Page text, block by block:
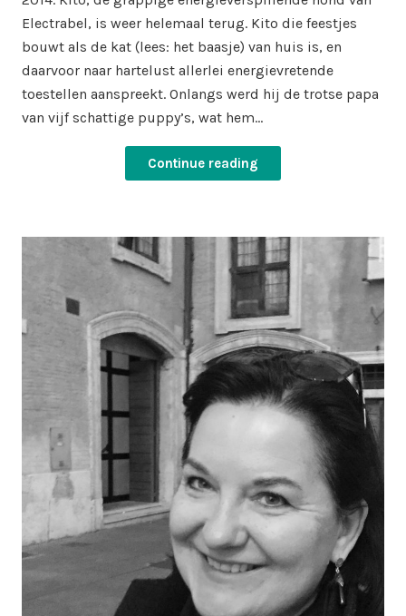
Electrabel, is weer helemaal terug. Kito die feestjes
bouwt als de kat (lees: het baasje) van huis is, en
daarvoor naar hartelust allerlei energievretende
toestellen aanspreekt. Onlangs werd hij de trotse papa
van vijf schattige puppy’s, wat hem…
Continue reading